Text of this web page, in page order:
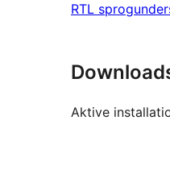
RTL
Aktive